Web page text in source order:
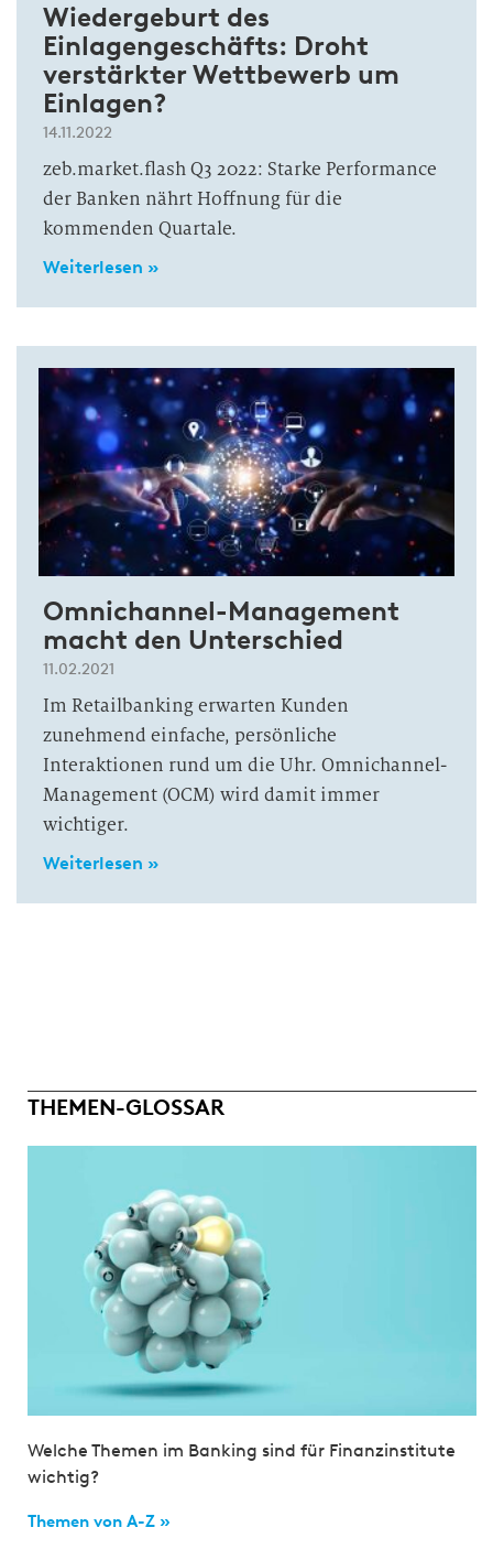
Wiedergeburt des
Einlagengeschäfts: Droht
verstärkter Wettbewerb um
Einlagen?
14.11.2022
zeb.market.flash Q3 2022: Starke Performance
der Banken nährt Hoffnung für die
kommenden Quartale.
Weiterlesen »
Omnichannel-Management
macht den Unterschied
11.02.2021
Im Retailbanking erwarten Kunden
zunehmend einfache, persönliche
Interaktionen rund um die Uhr. Omnichannel-
Management (OCM) wird damit immer
wichtiger.
Weiterlesen »
THEMEN-GLOSSAR
Welche Themen im Banking sind für Finanzinstitute
wichtig?
Themen von A-Z »